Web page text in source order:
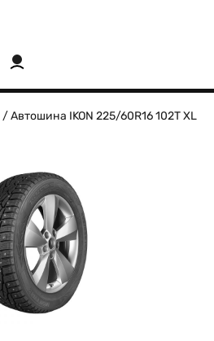
/ Автошина IKON 225/60R16 102T XL